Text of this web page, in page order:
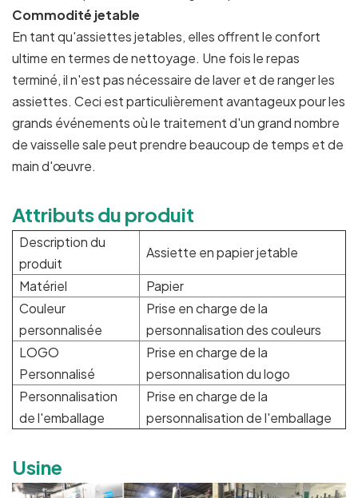
Commodité jetable
En tant qu'assiettes jetables, elles offrent le confort
ultime en termes de nettoyage. Une fois le repas
terminé, il n'est pas nécessaire de laver et de ranger les
assiettes. Ceci est particulièrement avantageux pour les
grands événements où le traitement d'un grand nombre
de vaisselle sale peut prendre beaucoup de temps et de
main d'œuvre.
Attributs du produit
Description du
produit
Assiette en papier jetable
Matériel
Papier
Couleur
personnalisée
Prise en charge de la
personnalisation des couleurs
LOGO
Personnalisé
Prise en charge de la
personnalisation du logo
Personnalisation
de l'emballage
Prise en charge de la
personnalisation de l'emballage
Usine